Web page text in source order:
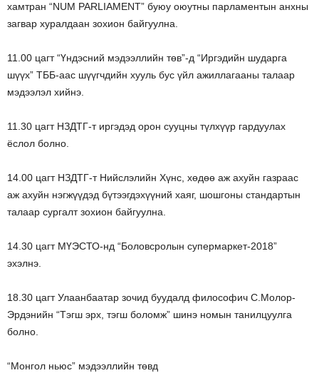
хамтран “NUM PARLIAMENT” буюу оюутны парламентын анхны
загвар хуралдаан зохион байгуулна.
11.00 цагт “Үндэсний мэдээллийн төв”-д “Иргэдийн шударга
шүүх” ТББ-аас шүүгчдийн хууль бус үйл ажиллагааны талаар
мэдээлэл хийнэ.
11.30 цагт НЗДТГ-т иргэдэд орон сууцны түлхүүр гардуулах
ёслол болно.
14.00 цагт НЗДТГ-т Нийслэлийн Хүнс, хөдөө аж ахуйн газраас
аж ахуйн нэгжүүдэд бүтээгдэхүүний хаяг, шошгоны стандартын
талаар сургалт зохион байгуулна.
14.30 цагт МҮЭСТО-нд “Боловсролын супермаркет-2018”
эхэлнэ.
18.30 цагт Улаанбаатар зочид буудалд философич С.Молор-
Эрдэнийн “Тэгш эрх, тэгш боломж” шинэ номын танилцуулга
болно.
“Монгол ньюс” мэдээллийн төвд